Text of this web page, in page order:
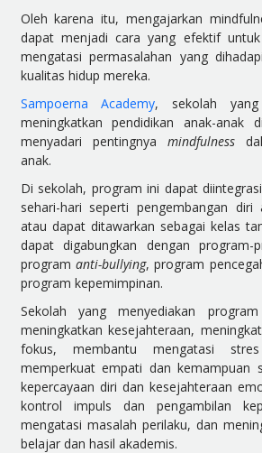
Oleh karena itu, mengajarkan
dapat menjadi cara yang efektif
mengatasi permasalahan yang
kualitas hidup mereka.
Sampoerna Academy, sekolah yang
meningkatkan pendidikan anak-anak
menyadari pentingnya mindfulness
anak.
Di sekolah, program ini dapat
sehari-hari seperti pengembangan diri
atau dapat ditawarkan sebagai kelas
dapat digabungkan dengan program-
program anti-bullying, program
program kepemimpinan.
Sekolah yang menyediakan
meningkatkan kesejahteraan,
fokus, membantu mengatasi
memperkuat empati dan kemampuan
kepercayaan diri dan kesejahteraan
kontrol impuls dan pengambilan
mengatasi masalah perilaku, dan
belajar dan hasil akademis.